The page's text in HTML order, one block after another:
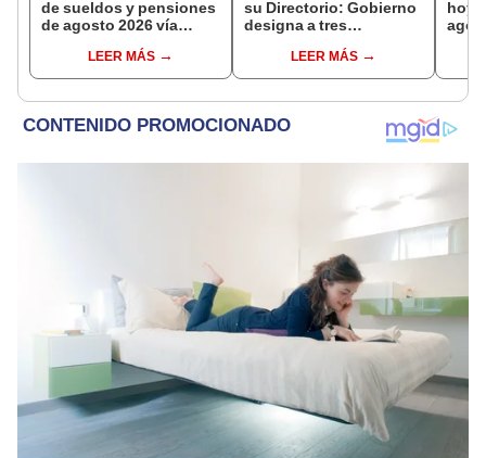
de sueldos y pensiones
de agosto 2026 vía
conoce las fechas de
depósito
LEER MÁS
su Directorio: Gobierno
designa a tres
EjecutivoLEER MÁS
hoy,